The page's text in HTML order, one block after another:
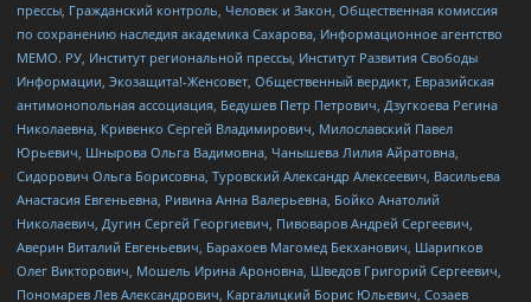
прессы, Гражданский контроль, Человек и Закон, Общественная комиссия
по сохранению наследия академика Сахарова, Информационное агентство
МЕМО. РУ, Институт региональной прессы, Институт Развития Свободы
Информации, Экозащита!-Женсовет, Общественный вердикт, Евразийская
антимонопольная ассоциация, Бедушев Петр Петрович, Дзугкоева Регина
Николаевна, Кривенко Сергей Владимирович, Милославский Павел
Юрьевич, Шнырова Ольга Вадимовна, Чанышева Лилия Айратовна,
Сидорович Ольга Борисовна, Туровский Александр Алексеевич, Васильева
Анастасия Евгеньевна, Ривина Анна Валерьевна, Бойко Анатолий
Николаевич, Дугин Сергей Георгиевич, Пивоваров Андрей Сергеевич,
Аверин Виталий Евгеньевич, Барахоев Магомед Бекханович, Шарипков
Олег Викторович, Мошель Ирина Ароновна, Шведов Григорий Сергеевич,
Пономарев Лев Александрович, Каргалицкий Борис Юльевич, Созаев